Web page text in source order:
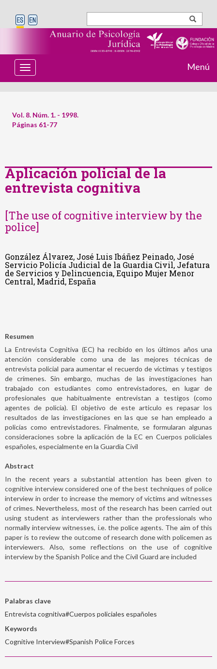
T
o
g
n
a
t
n
Menú
Vol. 8. Núm. 1. - 1998.
Páginas 61-77
Aplicación policial de la
entrevista cognitiva
[The use of cognitive interview by the
police]
González Álvarez, José Luis Ibáñez Peinado, José
Servicio Policía Judicial de la Guardia Civil, Jefatura
de Servicios y Delincuencia, Equipo Mujer Menor
Central, Madrid, España
Resumen
La Entrevista Cognitiva (EC) ha recibido en los últimos años una
atención considerable como una de las mejores técnicas de
entrevista policial para aumentar el recuerdo de víctimas y testigos
de crímenes. Sin embargo, muchas de las investigaciones han
trabajado con estudiantes como entrevistadores, en lugar de
profesionales que habitualmente entrevistan a testigos (como
agentes de policía). El objetivo de este articulo es repasar los
resultados de las investigaciones en las que se han empleado a
policías como entrevistadores. Finalmente, se formularan algunas
consideraciones sobre la aplicación de la EC en Cuerpos policiales
españoles, especialmente en la Guardia Civil
Abstract
In the recent years a substantial attention has been given to
cognitive interview considered one of the best techniques of police
interview in order to increase the memory of victims and witnesses
of crimes. Nevertheless, most of the research has been carried out
using student as interviewers rather than the professionals who
normally interview witnesses, i.e. the police agents. The aim of this
paper is to review the outcome of research done with policemen as
interviewers. Also, some reflections on the use of cognitive
interview by the Spanish Police and the Civil Guard are included
Palabras clave
Entrevista cognitiva#Cuerpos policiales españoles
Keywords
Cognitive Interview#Spanish Police Forces